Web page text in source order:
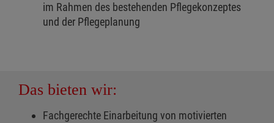
im Rahmen des bestehenden Pflegekonzeptes
und der Pflegeplanung
Das bieten wir:
Fachgerechte Einarbeitung von motivierten